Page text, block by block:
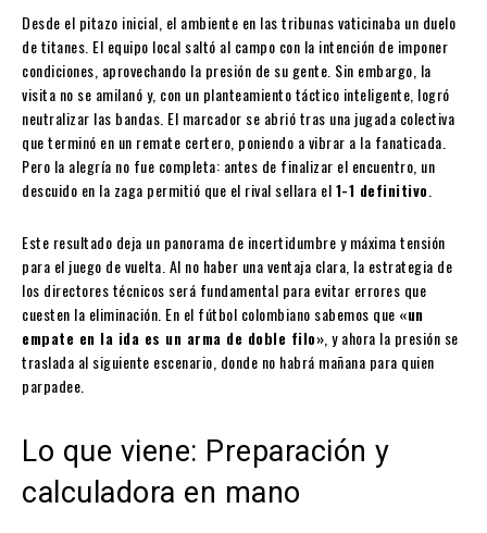
Desde el pitazo inicial, el ambiente en las tribunas vaticinaba un duelo
de titanes. El equipo local saltó al campo con la intención de imponer
condiciones, aprovechando la presión de su gente. Sin embargo, la
visita no se amilanó y, con un planteamiento táctico inteligente, logró
neutralizar las bandas. El marcador se abrió tras una jugada colectiva
que terminó en un remate certero, poniendo a vibrar a la fanaticada.
Pero la alegría no fue completa: antes de finalizar el encuentro, un
descuido en la zaga permitió que el rival sellara el1-1 definitivo
Este resultado deja un panorama de incertidumbre y máxima tensión
para el juego de vuelta. Al no haber una ventaja clara, la estrategia de
los directores técnicos será fundamental para evitar errores que
cuesten la eliminación. En el fútbol colombiano sabemos que «un
empate en la ida es un arma de doble filo» , y ahora la presión se
traslada al siguiente escenario, donde no habrá mañana para quien
parpadee.
Lo que viene: Preparación y
calculadora en mano